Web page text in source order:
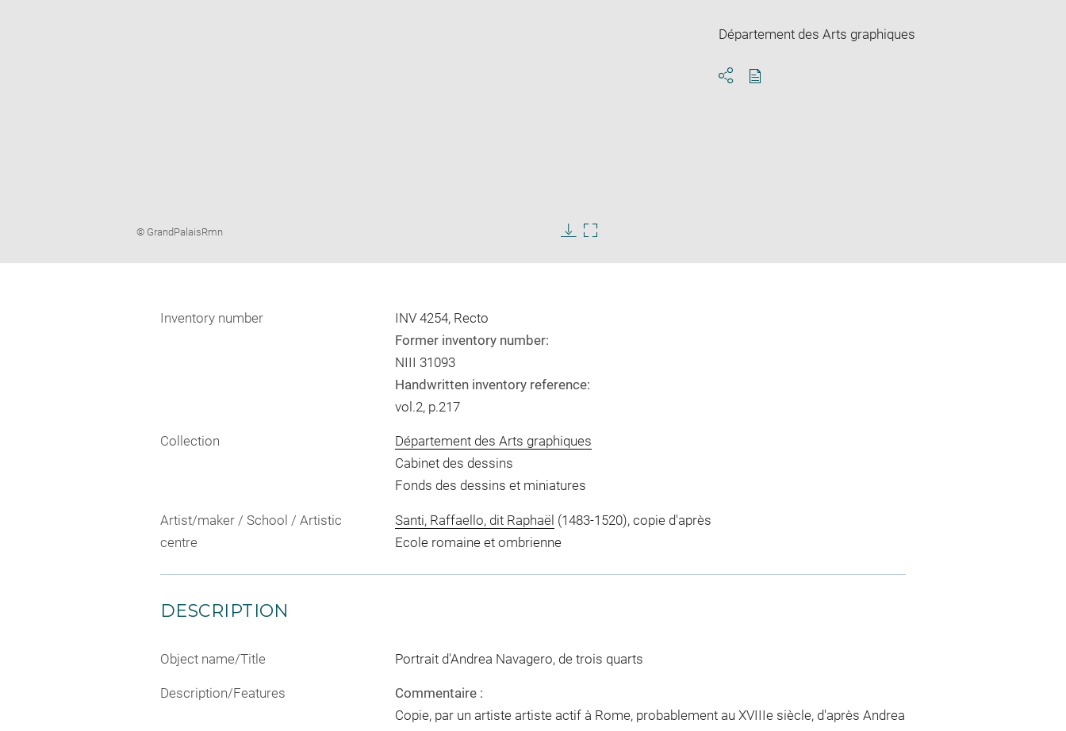
new
Image
© GrandPalaisRmn
imageimage
Département des Arts graphiques
Inventory number
INV 4254, Recto
Former inventory number:
NIII 31093
Handwritten inventory reference:
vol.2, p.217
Collection
Département des Arts graphiques
Cabinet des dessins
Fonds des dessins et miniatures
Artist/maker / School / Artistic
centre
Santi, Raffaello, dit Raphaël (1483-1520), copie d'après
Ecole romaine et ombrienne
DESCRIPTION
Object name/Title Portrait d'Andrea Navagero, de trois quarts
Description/Features
Commentaire :
Copie, par un artiste artiste actif à Rome, probablement au XVIIIe siècle, d'après Andrea